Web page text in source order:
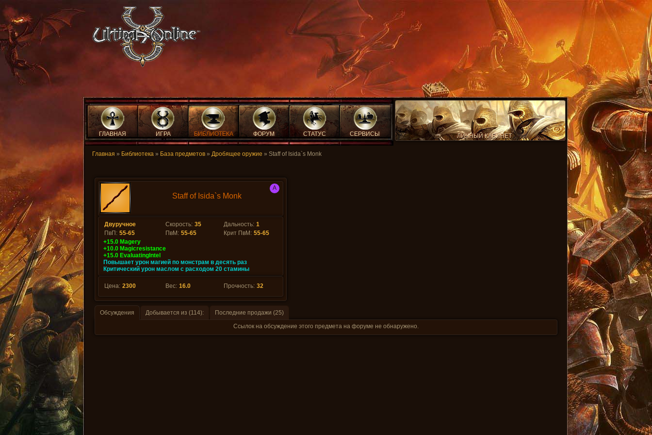
ГЛАВНАЯ ИГРА БИБЛИОТЕКА ФОРУМ СТАТУС СЕРВИСЫ ЛИЧНЫЙ КАБИНЕТ
Главная » Библиотека » База предметов » Дробящее оружие » Staff of Isida`s Monk
Staff of Isida`s Monk
A
Двуручное Скорость: 35 Дальность: 1
ПвП: 55-65 ПвМ: 55-65 Крит ПвМ: 55-65
+15.0 Magery
+10.0 Magicresistance
+15.0 EvaluatingIntel
Повышает урон магией по монстрам в десять раз
Критический урон маслом с расходом 20 стамины
Цена: 2300 Вес: 16.0 Прочность: 32
Обсуждения Добывается из (114):
Последние продажи (25)
Ссылок на обсуждение этого предмета на форуме не обнаружено.